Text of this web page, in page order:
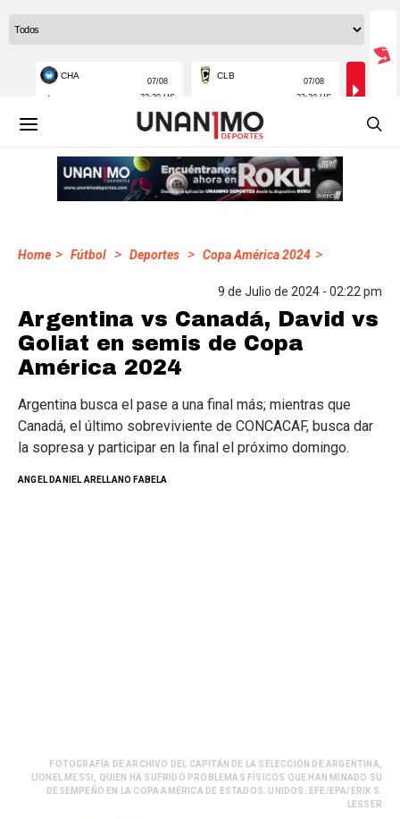
Home > Fútbol > Deportes > Copa América 2024 >
9 de Julio de 2024 - 02:22 pm
Argentina vs Canadá, David vs
Goliat en semis de Copa
América 2024
Argentina busca el pase a una final más; mientras que
Canadá, el último sobreviviente de CONCACAF, busca dar
la sopresa y participar en la final el próximo domingo.
ANGEL DANIEL ARELLANO FABELA
FOTOGRAFÍA DE ARCHIVO DEL CAPITÁN DE LA SELECCIÓN DE ARGENTINA,
LIONEL MESSI, QUIEN HA SUFRIDO PROBLEMAS FÍSICOS QUE HAN MINADO SU
DESEMPEÑO EN LA COPA AMÉRICA DE ESTADOS. UNIDOS. EFE/EPA/ERIK S.
LESSER